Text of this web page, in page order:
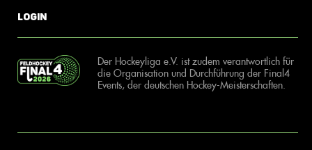
Login
Der Hockeyliga e.V. ist zudem verantwortlich für
die Organisation und Durchführung der Final4
Events, der deutschen Hockey-Meisterschaften.